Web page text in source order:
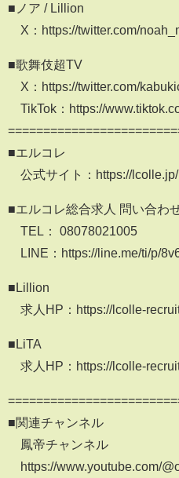
■ノア / Lillion
X：https://twitter.com/
■歌舞伎超TV
X：https://twitter.com/
TikTok：https://
■エルコレ
公式サイト：https://lcolle.jp/
■エルコレ総合求人 問い合わ
TEL： 08078021005
LINE：https://line.me/ti/p/
■Lillion
求人HP：https://lcolle-
■LiTA
求人HP：https://lcolle-
■関連チャンネル
鳳帝チャンネル
https://www.youtube.com/